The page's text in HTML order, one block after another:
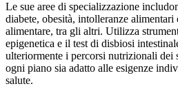
Le sue aree di specializzazione
diabete, obesità, intolleranze
alimentare, tra gli altri. Utilizza
epigenetica e il test di disbiosi
ulteriormente i percorsi nutrizionali dei
ogni piano sia adatto alle esigenze
salute.